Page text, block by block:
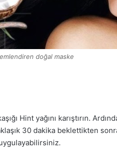
doğal maske
Hint yağını karıştırın.
30 dakika beklettikten